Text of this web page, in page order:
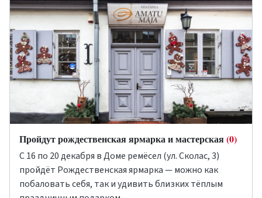
Пройдут рождественская ярмарка и мастерская(0)
С 16 по 20 декабря в Доме ремёсел (ул. Сколас, 3)
пройдёт Рождественская ярмарка — можно как
побаловать себя, так и удивить близких тёплым